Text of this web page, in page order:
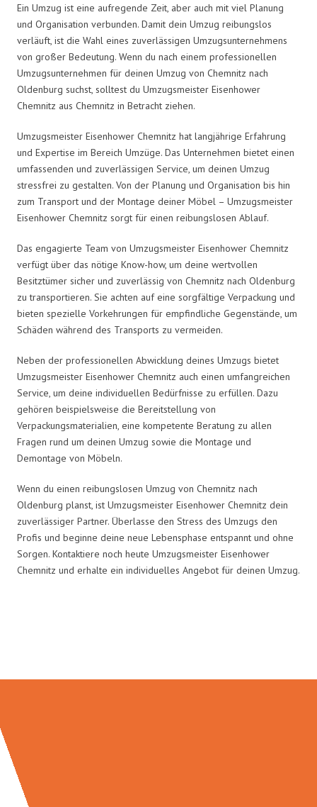
Ein Umzug ist eine aufregende Zeit, aber auch mit viel Planung
und Organisation verbunden. Damit dein Umzug reibungslos
verläuft, ist die Wahl eines zuverlässigen Umzugsunternehmens
von großer Bedeutung. Wenn du nach einem professionellen
Umzugsunternehmen für deinen Umzug von Chemnitz nach
Oldenburg suchst, solltest du Umzugsmeister Eisenhower
Chemnitz aus Chemnitz in Betracht ziehen.
Umzugsmeister Eisenhower Chemnitz hat langjährige Erfahrung
und Expertise im Bereich Umzüge. Das Unternehmen bietet einen
umfassenden und zuverlässigen Service, um deinen Umzug
stressfrei zu gestalten. Von der Planung und Organisation bis hin
zum Transport und der Montage deiner Möbel – Umzugsmeister
Eisenhower Chemnitz sorgt für einen reibungslosen Ablauf.
Das engagierte Team von Umzugsmeister Eisenhower Chemnitz
verfügt über das nötige Know-how, um deine wertvollen
Besitztümer sicher und zuverlässig von Chemnitz nach Oldenburg
zu transportieren. Sie achten auf eine sorgfältige Verpackung und
bieten spezielle Vorkehrungen für empfindliche Gegenstände, um
Schäden während des Transports zu vermeiden.
Neben der professionellen Abwicklung deines Umzugs bietet
Umzugsmeister Eisenhower Chemnitz auch einen umfangreichen
Service, um deine individuellen Bedürfnisse zu erfüllen. Dazu
gehören beispielsweise die Bereitstellung von
Verpackungsmaterialien, eine kompetente Beratung zu allen
Fragen rund um deinen Umzug sowie die Montage und
Demontage von Möbeln.
Wenn du einen reibungslosen Umzug von Chemnitz nach
Oldenburg planst, ist Umzugsmeister Eisenhower Chemnitz dein
zuverlässiger Partner. Überlasse den Stress des Umzugs den
Profis und beginne deine neue Lebensphase entspannt und ohne
Sorgen. Kontaktiere noch heute Umzugsmeister Eisenhower
Chemnitz und erhalte ein individuelles Angebot für deinen Umzug.